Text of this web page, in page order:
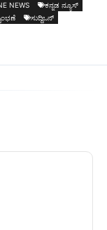
NEWS
ಕನ್ನಡ ನ್ಯೂಸ್
ಸುದ್ದಿಒನ್